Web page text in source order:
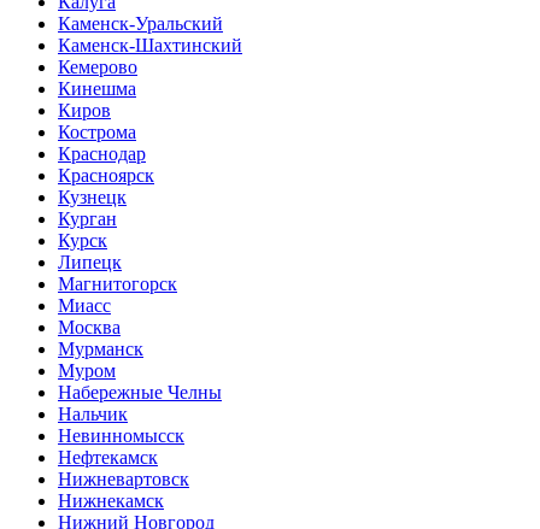
Каменск-Уральский
Каменск-Шахтинский
Кемерово
Кинешма
Киров
Кострома
Краснодар
Красноярск
Кузнецк
Курган
Курск
Липецк
Магнитогорск
Миасс
Москва
Мурманск
Муром
Набережные Челны
Нальчик
Невинномысск
Нефтекамск
Нижневартовск
Нижнекамск
Нижний Новгород